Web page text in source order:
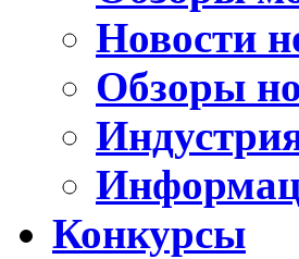
Новости
Обзоры
Конкурсы